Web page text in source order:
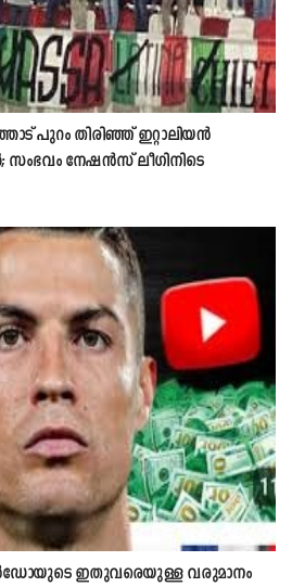
പുറം തിരിഞ്ഞ് ഇറ്റാലിയന്‍
നേഷന്‍സ് ലീഗിനിടെ
ഇതുവരെയുള്ള വരുമാനം